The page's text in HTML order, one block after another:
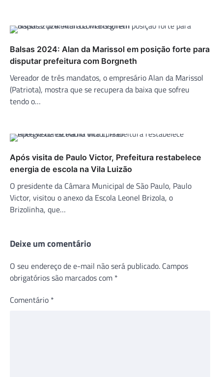
Balsas 2024: Alan da Marissol em posição forte para
disputar prefeitura com Borgneth
Vereador de três mandatos, o empresário Alan da Marissol
(Patriota), mostra que se recupera da baixa que sofreu
tendo o…
Após visita de Paulo Victor, Prefeitura restabelece
energia de escola na Vila Luizão
O presidente da Câmara Municipal de São Paulo, Paulo
Victor, visitou o anexo da Escola Leonel Brizola, o
Brizolinha, que…
Deixe um comentário
O seu endereço de e-mail não será publicado. Campos
obrigatórios são marcados com *
Comentário *